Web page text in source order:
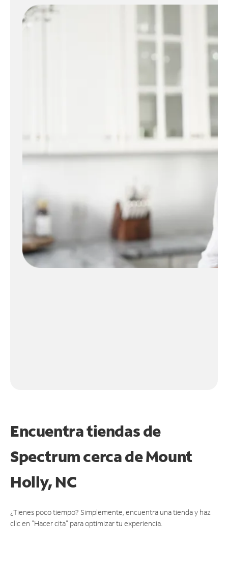
Encuentra tiendas de
Spectrum cerca deMount
Holly, NC
¿Tienes poco tiempo? Simplemente, encuentra una tienda y haz
clic en "Hacer cita" para optimizar tu experiencia.